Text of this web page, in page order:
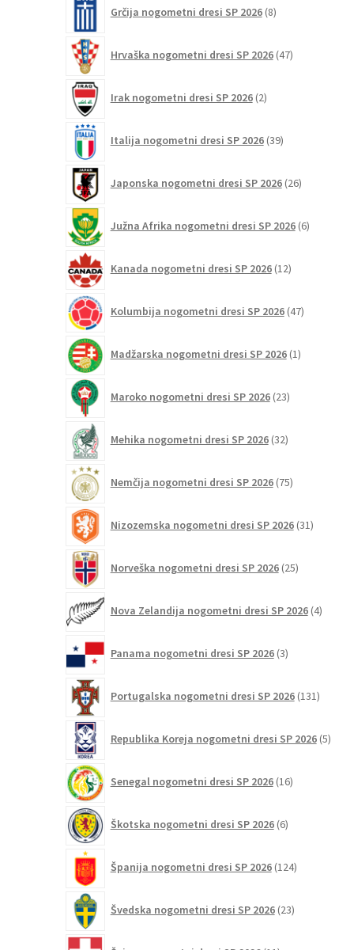
Grčija nogometni dresi SP 2026 8izdelkov
Hrvaška nogometni dresi SP 2026 47izdelkov
Irak nogometni dresi SP 2026 2izdelka
Italija nogometni dresi SP 2026 39izdelkov
Japonska nogometni dresi SP 2026 26izdelkov
Južna Afrika nogometni dresi SP 2026 6izdelkov
Kanada nogometni dresi SP 2026 12izdelkov
Kolumbija nogometni dresi SP 2026 47izdelkov
Madžarska nogometni dresi SP 2026 1izdelek
Maroko nogometni dresi SP 2026 23izdelkov
Mehika nogometni dresi SP 2026 32izdelkov
Nemčija nogometni dresi SP 2026 75izdelkov
Nizozemska nogometni dresi SP 2026 31izdelkov
Norveška nogometni dresi SP 2026 25izdelkov
Nova Zelandija nogometni dresi SP 2026 4izdelki
Panama nogometni dresi SP 2026 3izdelki
Portugalska nogometni dresi SP 2026 131
Republika Koreja nogometni dresi SP 2026 5
Senegal nogometni dresi SP 2026 16izdelkov
Škotska nogometni dresi SP 2026 6izdelkov
Španija nogometni dresi SP 2026 124izdelkov
Švedska nogometni dresi SP 2026 23izdelkov